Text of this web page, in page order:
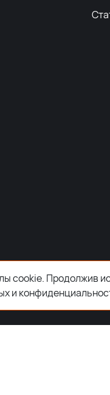
cookie. Продолжив
и